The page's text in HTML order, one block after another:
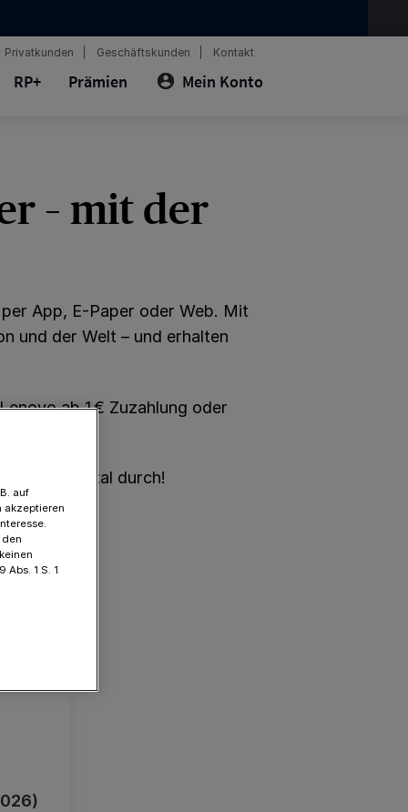
Privatkunden Geschäftskunden Kontakt
RP+ Prämien Mein Konto
– mit der
App, E-Paper oder Web. Mit
und der Welt – und erhalten
ab 1 € Zuzahlung oder
Sie digital durch!
auf
akzeptieren
1 S. 1